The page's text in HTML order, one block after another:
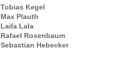
Tobias Kegel
Max Plauth
Laila Lala
Rafael Rosenbaum
Sebastian Hebecker